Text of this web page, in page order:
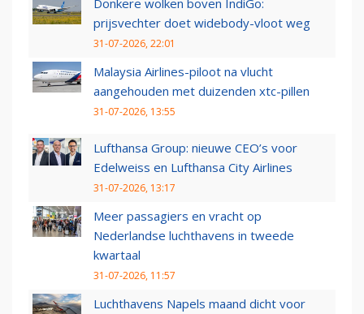
Donkere wolken boven IndiGo:
prijsvechter doet widebody-vloot weg
31-07-2026, 22:01
Malaysia Airlines-piloot na vlucht
aangehouden met duizenden xtc-pillen
31-07-2026, 13:55
Lufthansa Group: nieuwe CEO’s voor
Edelweiss en Lufthansa City Airlines
31-07-2026, 13:17
Meer passagiers en vracht op
Nederlandse luchthavens in tweede
kwartaal
31-07-2026, 11:57
Luchthavens Napels maand dicht voor